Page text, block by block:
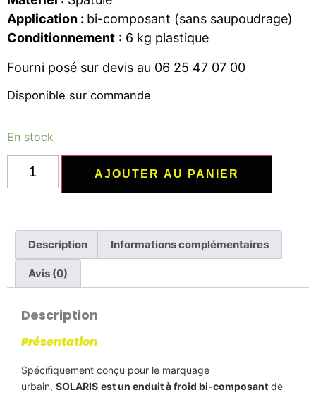
Application : bi-composant (sans saupoudrage)
Conditionnement : 6 kg plastique
Fourni posé sur devis au 06 25 47 07 00
Disponible sur commande
En stock
AJOUTER AU PANIER
Description Informations complémentaires
Avis (0)
Description
Présentation
Spécifiquement conçu pour le marquage
urbain, SOLARIS est un enduit à froid bi-composant de